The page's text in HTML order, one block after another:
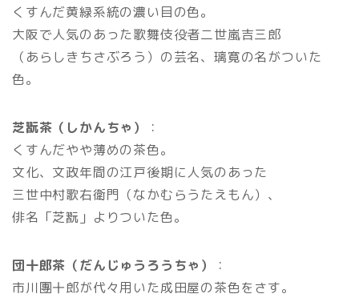
くすんだ黄緑系統の濃い目の色。
大阪で人気のあった歌舞伎役者二世嵐吉三郎
（あらしきちさぶろう）の芸名、璃寛の名がついた
色。
芝翫茶（しかんちゃ）
：
くすんだやや薄めの茶色。
文化、文政年間の江戸後期に人気のあった
三世中村歌右衛門（なかむらうたえもん）、
俳名「芝翫」よりついた色。
団十郎茶（だんじゅうろうちゃ）
：
市川團十郎が代々用いた成田屋の茶色をさす。